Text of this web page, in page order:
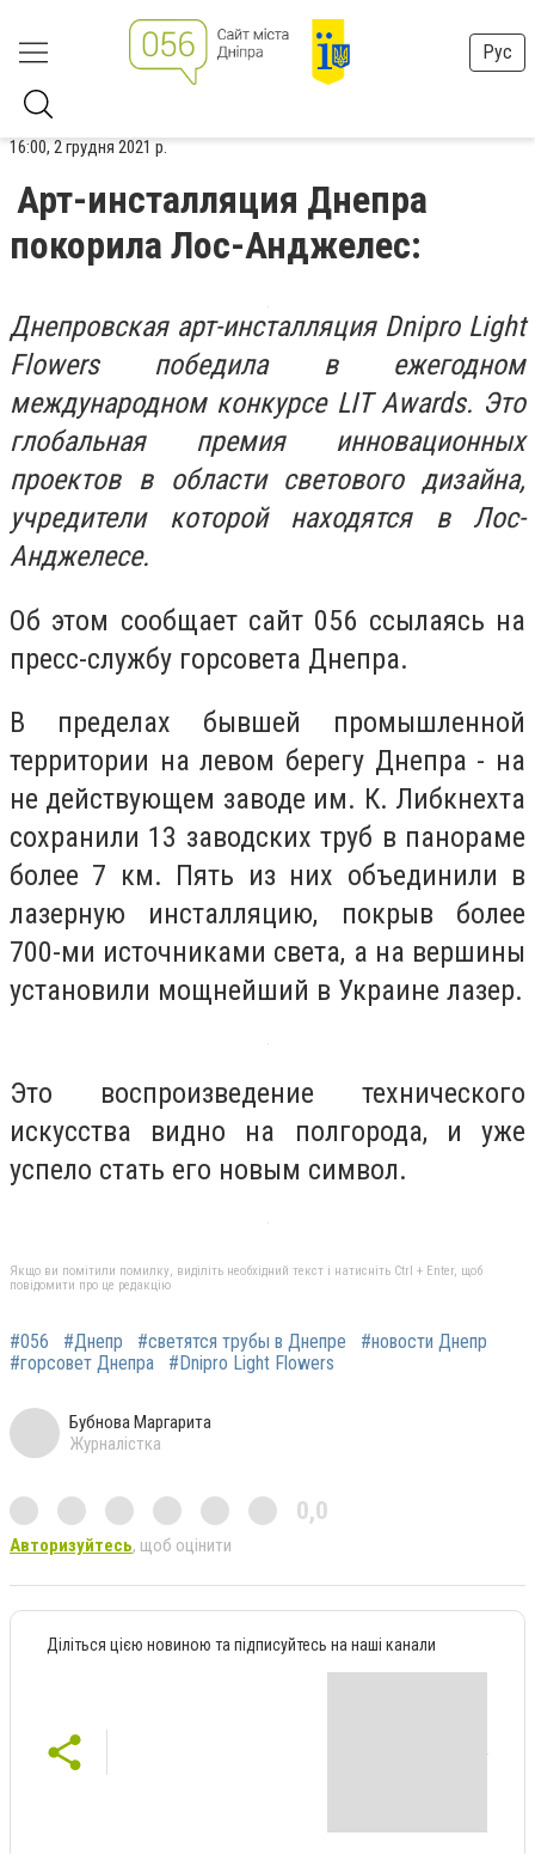
Рус
16:00, 2 грудня 2021 р.
Арт-инсталляция Днепра
покорила Лос-Анджелес:
Днепровская арт-инсталляция Dnipro Light
Flowers победила в ежегодном
международном конкурсе LIT Awards. Это
глобальная премия инновационных
проектов в области светового дизайна,
учредители которой находятся в Лос-
Анджелесе.
Об этом сообщает сайт 056 ссылаясь на
пресс-службу горсовета Днепра.
В пределах бывшей промышленной
территории на левом берегу Днепра - на
не действующем заводе им. К. Либкнехта
сохранили 13 заводских труб в панораме
более 7 км. Пять из них объединили в
лазерную инсталляцию, покрыв более
700-ми источниками света, а на вершины
установили мощнейший в Украине лазер.
Это воспроизведение технического
искусства видно на полгорода, и уже
успело стать его новым символ.
Якщо ви помітили помилку, виділіть необхідний текст і натисніть Ctrl + Enter, щоб
повідомити про це редакцію
#056 #Днепр #светятся трубы в Днепре
#новости Днепр
#горсовет Днепра
#Dnipro Light Flowers
Бубнова Маргарита
Журналістка
0,0
Авторизуйтесь, щоб оцінити
Діліться цією новиною та підписуйтесь на наші канали